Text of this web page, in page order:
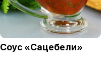
Соус «Сацебели»